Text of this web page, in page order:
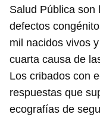
Salud Pública son
defectos
mil nacidos vivos
cuarta causa de
Los cribados con
respuestas que
ecografías de